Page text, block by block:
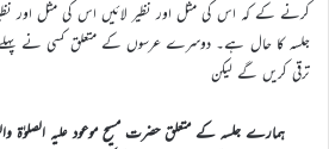
کرنے کے کہ اس کی مثل اور نظیر لائیں اس کی مثل اور
جلسہ کا حال ہے۔ دوسرے عرسوں کے متعلق کسی نے پہلے
ترقی کریں گے لیکن
ہمارے جلسہ کے متعلق حضرت مسیح موعود علیہ الصلوٰۃ